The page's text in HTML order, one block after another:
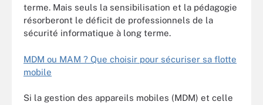
terme. Mais seuls la sensibilisation et la pédagogie
résorberont le déficit de professionnels de la
sécurité informatique à long terme.
MDM ou MAM ? Que choisir pour sécuriser sa flotte
mobile
Si la gestion des appareils mobiles (MDM) et celle